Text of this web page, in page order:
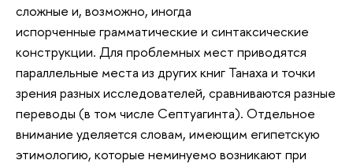
сложные и, возможно, иногда
испорченные грамматические и синтаксические
конструкции. Для проблемных мест приводятся
параллельные места из других книг Танаха и точки
зрения разных исследователей, сравниваются разные
переводы (в том числе Септуагинта). Отдельное
внимание уделяется словам, имеющим египетскую
этимологию, которые неминуемо возникают при